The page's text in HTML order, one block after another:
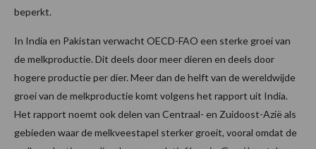
beperkt.
In India en Pakistan verwacht OECD-FAO een sterke groei van
de melkproductie. Dit deels door meer dieren en deels door
hogere productie per dier. Meer dan de helft van de wereldwijde
groei van de melkproductie komt volgens het rapport uit India.
Het rapport noemt ook delen van Centraal- en Zuidoost-Azië als
gebieden waar de melkveestapel sterker groeit, vooral omdat de